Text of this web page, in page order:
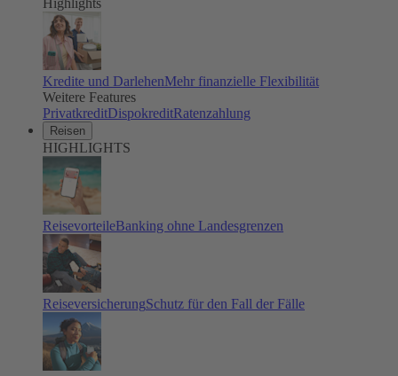
Highlights
Kredite und DarlehenMehr finanzielle Flexibilität
Weitere Features
PrivatkreditDispokreditRatenzahlung
Reisen
HIGHLIGHTS
ReisevorteileBanking ohne Landesgrenzen
ReiseversicherungSchutz für den Fall der Fälle